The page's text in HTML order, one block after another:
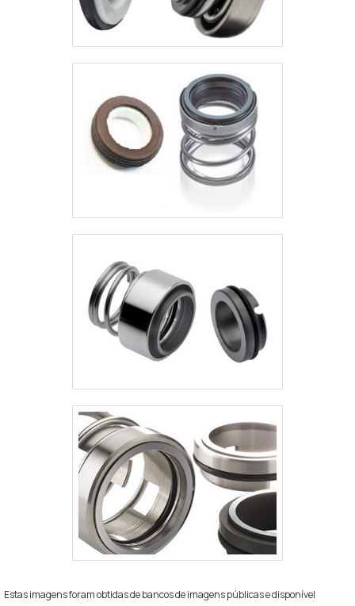
Estas imagens foram obtidas de bancos de imagens públicas e disponível